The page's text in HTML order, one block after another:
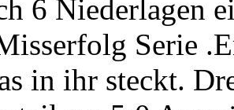
6 Niederlagen
Serie
in ihr steckt.